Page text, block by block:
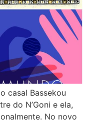
casal Bassekou
do N’Goni e ela,
No novo